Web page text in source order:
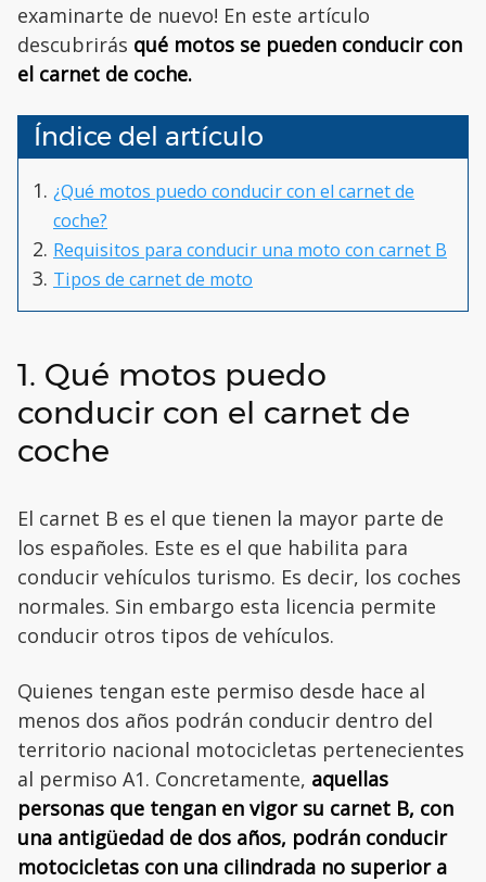
examinarte de nuevo! En este artículo
descubrirás qué motos se pueden conducir con
el carnet de coche.
Índice del artículo
¿Qué motos puedo conducir con el carnet de
coche?
Requisitos para conducir una moto con carnet B
Tipos de carnet de moto
1. Qué motos puedo
conducir con el carnet de
coche
El carnet B es el que tienen la mayor parte de
los españoles. Este es el que habilita para
conducir vehículos turismo. Es decir, los coches
normales. Sin embargo esta licencia permite
conducir otros tipos de vehículos.
Quienes tengan este permiso desde hace al
menos dos años podrán conducir dentro del
territorio nacional motocicletas pertenecientes
al permiso A1. Concretamente, aquellas
personas que tengan en vigor su carnet B, con
una antigüedad de dos años, podrán conducir
motocicletas con una cilindrada no superior a